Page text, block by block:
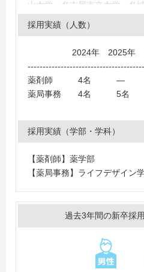
山大学、名古屋市立大学、名
和薬科大学、明治薬科大学、
学、広島大学、福山大学、熊
大阪国際大学短期大学部、大
短期大学、京都光華女子大学
採用実績（人数）
2024年 2025年
薬剤師 4名 ―
薬局事務 4名 5名
採用実績（学部・学科）
【薬剤師】薬学部
【薬局事務】ライフデザイ
過去3年間の新卒採